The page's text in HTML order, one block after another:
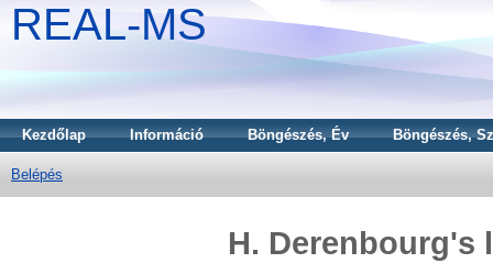
REAL-MS
Kezdőlap Információ Böngészés, Év Böngészés,
Belépés
H. Derenbourg's